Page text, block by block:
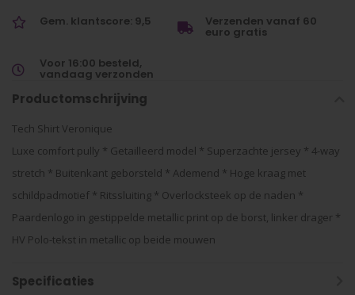
Gem. klantscore: 9,5 Verzenden vanaf 60
euro gratis
Voor 16:00 besteld,
vandaag verzonden
Productomschrijving
Tech Shirt Veronique
Luxe comfort pully * Getailleerd model * Superzachte jersey * 4-way
stretch * Buitenkant geborsteld * Ademend * Hoge kraag met
schildpadmotief * Ritssluiting * Overlocksteek op de naden *
Paardenlogo in gestippelde metallic print op de borst, linker drager *
HV Polo-tekst in metallic op beide mouwen
Specificaties